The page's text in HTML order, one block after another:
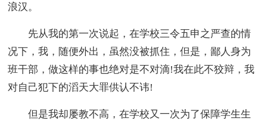
浪汉。
先从我的第一次说起，在学校三令五申之严查的情
况下，我，随便外出，虽然没被抓住，但是，鄙人身为
班干部，做这样的事也绝对是不对滴!我在此不狡辩，我
对自己犯下的滔天大罪供认不讳!
但是我却屡教不高，在学校又一次为了保障学生生